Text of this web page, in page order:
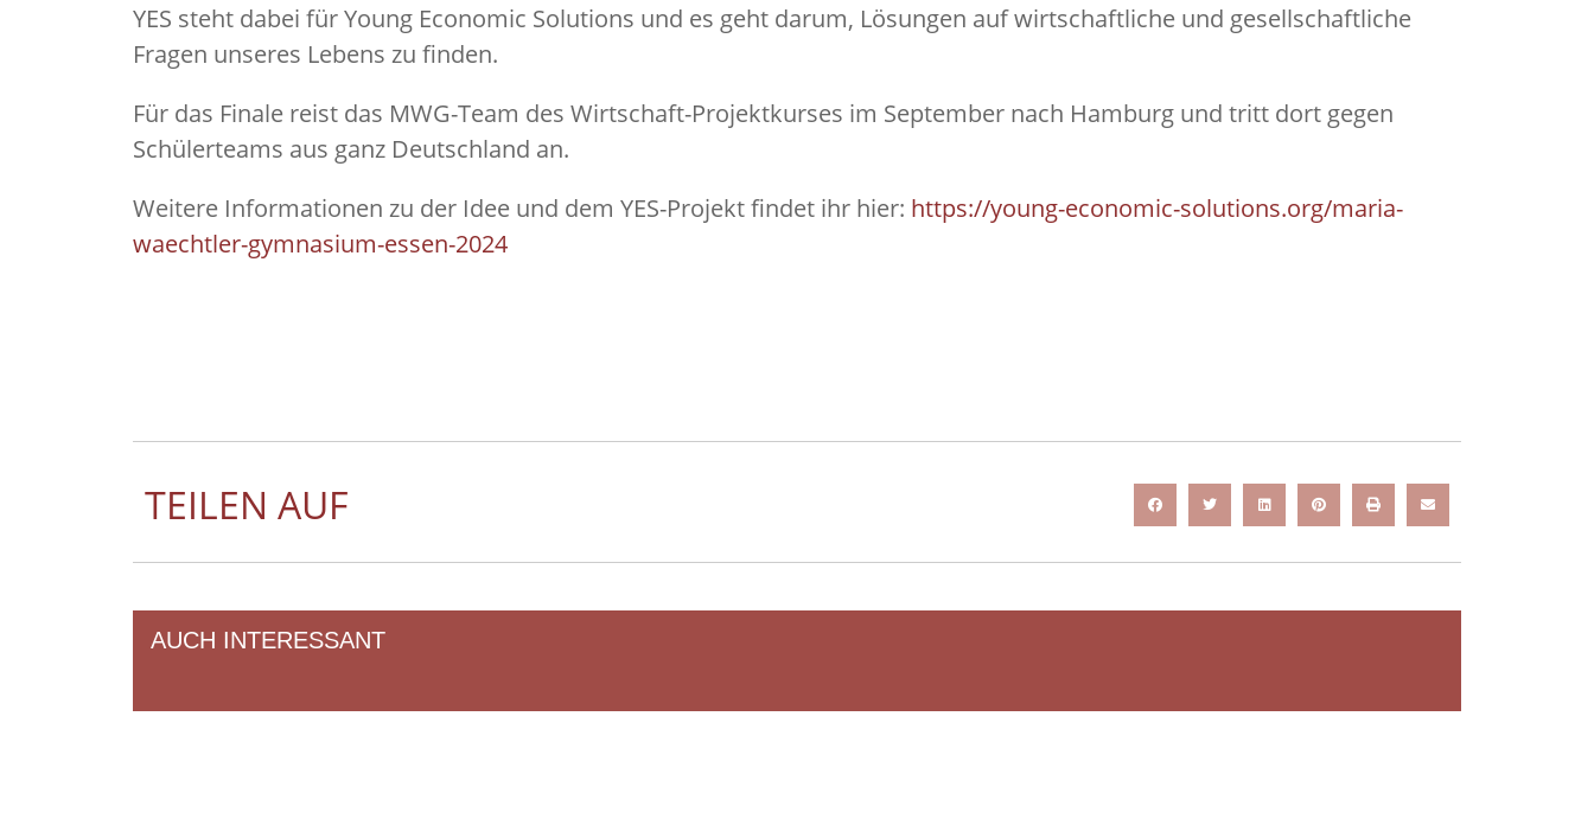
YES steht dabei für Young Economic Solutions und es geht darum, Lösungen auf wirtschaftliche und gesellschaftliche
Fragen unseres Lebens zu finden.
Für das Finale reist das MWG-Team des Wirtschaft-Projektkurses im September nach Hamburg und tritt dort gegen
Schülerteams aus ganz Deutschland an.
Weitere Informationen zu der Idee und dem YES-Projekt findet ihr hier: https://young-economic-solutions.org/maria-
waechtler-gymnasium-essen-2024
TEILEN AUF
AUCH INTERESSANT